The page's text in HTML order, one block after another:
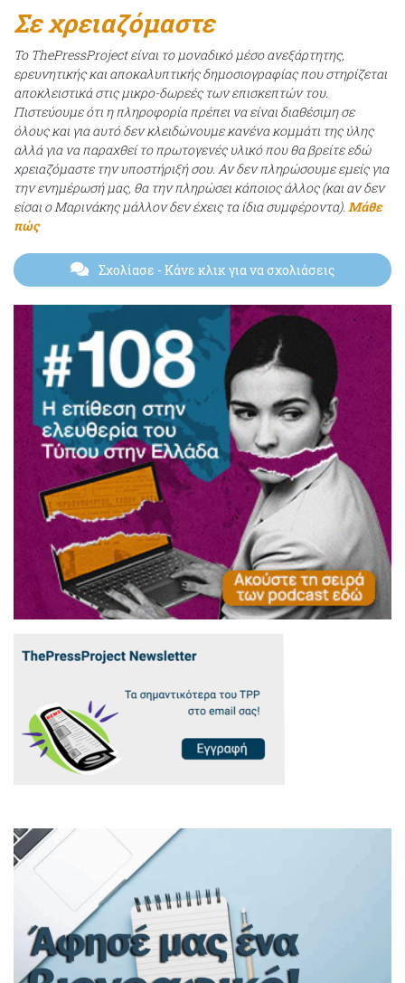
Σε χρειαζόμαστε
Το ThePressProject είναι το μοναδικό μέσο ανεξάρτητης,
ερευνητικής και αποκαλυπτικής δημοσιογραφίας που στηρίζεται
αποκλειστικά στις μικρο-δωρεές των επισκεπτών του.
Πιστεύουμε ότι η πληροφορία πρέπει να είναι διαθέσιμη σε
όλους και για αυτό δεν κλειδώνουμε κανένα κομμάτι της ύλης
αλλά για να παραχθεί το πρωτογενές υλικό που θα βρείτε εδώ
χρειαζόμαστε την υποστήριξή σου. Αν δεν πληρώσουμε εμείς για
την ενημέρωσή μας, θα την πληρώσει κάποιος άλλος (και αν δεν
είσαι ο Μαρινάκης μάλλον δεν έχεις τα ίδια συμφέροντα). Μάθε
πώς
Σχολίασε - Κάνε κλικ για να σχολιάσεις